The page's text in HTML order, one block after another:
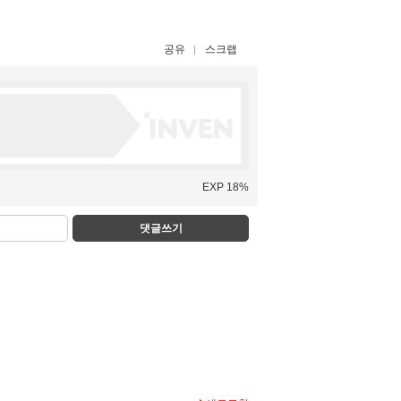
공유 스크랩
EXP 18%
댓글쓰기